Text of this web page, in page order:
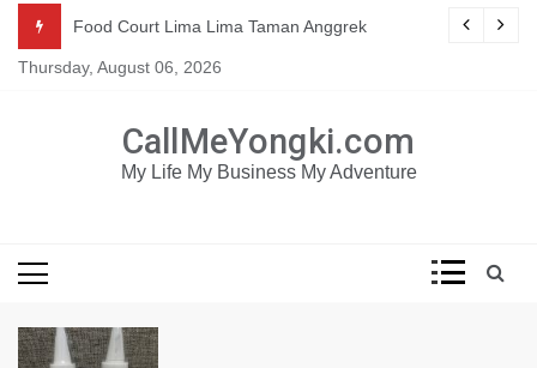
Mau dapat tutorial digital marketing GRATIS selama 1
TAHUN?
content
Food Court Lima Lima Taman Anggrek
Thursday, August 06, 2026
CallMeYongki.com
My Life My Business My Adventure